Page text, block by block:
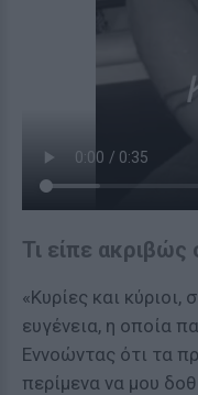
Τι είπε
«Κυρίες και κύριοι,
ευγένεια, η οποία
Εννοώντας ότι τα
περίμενα να μου